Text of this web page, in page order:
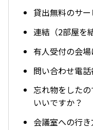
貸出無料のサ
連結（2部屋を
有人受付の会
問い合わせ電話
忘れ物をした
いいですか？
会議室への行